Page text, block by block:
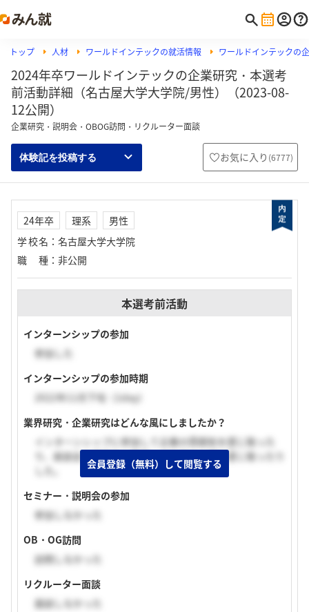
トップ 人材 ワールドインテックの就活情報 ワールドインテックの
2024年卒ワールドインテックの企業研究・本選考
前活動詳細（名古屋大学大学院/男性）（2023-08-
12公開）
企業研究・説明会・OBOG訪問・リクルーター面談
体験記を投稿する お気に入り (6777)
24年卒 理系
男性
学校名 ： 名古屋大学大学院
職種 ： 非公開
本選考前活動
インターンシップの参加
参加した
インターンシップの参加時期
2022年11月下旬（1day）
業界研究・企業研究はどんな風にしましたか？
インターンシップに参加して企業の雰囲気を感じ取った
り、座談会で積極的に質問して社員の人柄を感じ取ったり
セミナー・説明会の参加
参加しなかった
OB・OG訪問
訪問しなかった
リクルーター面談
面談しなかった
会員登録（無料）して閲覧する